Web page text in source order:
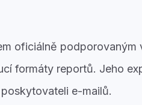
oficiálně podporovaným
formáty reportů. Jeho
e-mailů.